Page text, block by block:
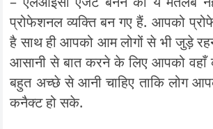
प्रोफेशनल व्यक्ति बन गए हैं. आपको
है साथ ही आपको आम लोगों से भी जुड़े
आसानी से बात करने के लिए आपको
बहुत अच्छे से आनी चाहिए ताकि लोग
कनैक्ट हो सके.